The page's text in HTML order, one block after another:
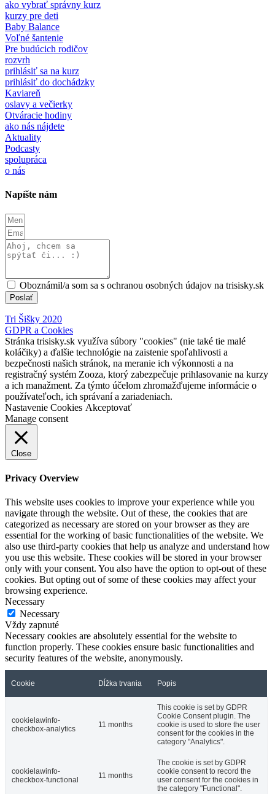
ako vybrať správny kurz
kurzy pre deti
Baby Balance
Voľné šantenie
Pre budúcich rodičov
rozvrh
prihlásiť sa na kurz
prihlásiť do dochádzky
Kaviareň
oslavy a večierky
Otváracie hodiny
ako nás nájdete
Aktuality
Podcasty
spolupráca
o nás
Napíšte nám
Oboznámil/a som sa s ochranou osobných údajov na trisisky.sk
Poslať
Tri Šišky 2020
GDPR a Cookies
Stránka trisisky.sk využíva súbory "cookies" (nie také tie malé
koláčiky) a ďalšie technológie na zaistenie spoľahlivosti a
bezpečnosti našich stránok, na meranie ich výkonnosti a na
registračný systém Zooza, ktorý zabezpečuje prihlasovanie na kurzy
a ich manažment. Za týmto účelom zhromažďujeme informácie o
používateľoch, ich správaní a zariadeniach.
Nastavenie Cookies Akceptovať
Manage consent
Close
Privacy Overview
This website uses cookies to improve your experience while you
navigate through the website. Out of these, the cookies that are
categorized as necessary are stored on your browser as they are
essential for the working of basic functionalities of the website. We
also use third-party cookies that help us analyze and understand how
you use this website. These cookies will be stored in your browser
only with your consent. You also have the option to opt-out of these
cookies. But opting out of some of these cookies may affect your
browsing experience.
Necessary
Necessary
Vždy zapnuté
Necessary cookies are absolutely essential for the website to
function properly. These cookies ensure basic functionalities and
security features of the website, anonymously.
Cookie Dĺžka trvania Popis
cookielawinfo-
checkbox-analytics
11 months
This cookie is set by GDPR
Cookie Consent plugin. The
cookie is used to store the user
consent for the cookies in the
category "Analytics".
cookielawinfo-
checkbox-functional
11 months
The cookie is set by GDPR
cookie consent to record the
user consent for the cookies in
the category "Functional".